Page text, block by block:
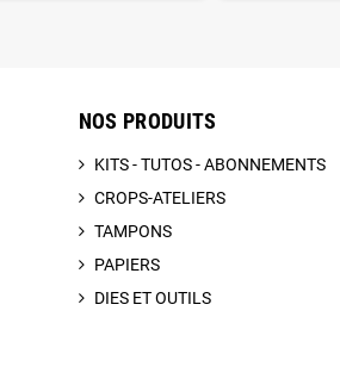
NOS PRODUITS
KITS - TUTOS - ABONNEMENTS
CROPS-ATELIERS
TAMPONS
PAPIERS
DIES ET OUTILS